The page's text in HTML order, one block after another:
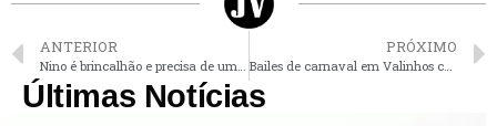
ANTERIOR PRÓXIMO
Bailes de carnaval em Valinhos começam nesta 6ª
Últimas Notícias